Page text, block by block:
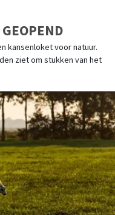
kansenloket voor natuur.
ziet om stukken van het